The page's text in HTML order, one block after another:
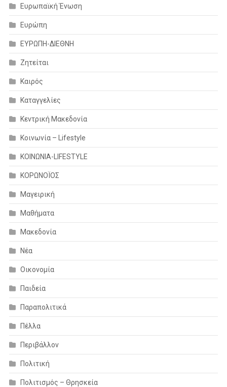
Ευρωπαϊκή Ένωση
Ευρώπη
ΕΥΡΩΠΗ-ΔΙΕΘΝΗ
Ζητείται
Καιρός
Καταγγελίες
Κεντρική Μακεδονία
Κοινωνία – Lifestyle
ΚΟΙΝΩΝΙΑ-LIFESTYLE
ΚΟΡΩΝΟΪΟΣ
Μαγειρική
Μαθήματα
Μακεδονία
Νέα
Οικονομία
Παιδεία
Παραπολιτικά
Πέλλα
Περιβάλλον
Πολιτική
Πολιτισμός – Θρησκεία